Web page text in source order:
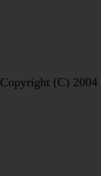
Copyright (C)